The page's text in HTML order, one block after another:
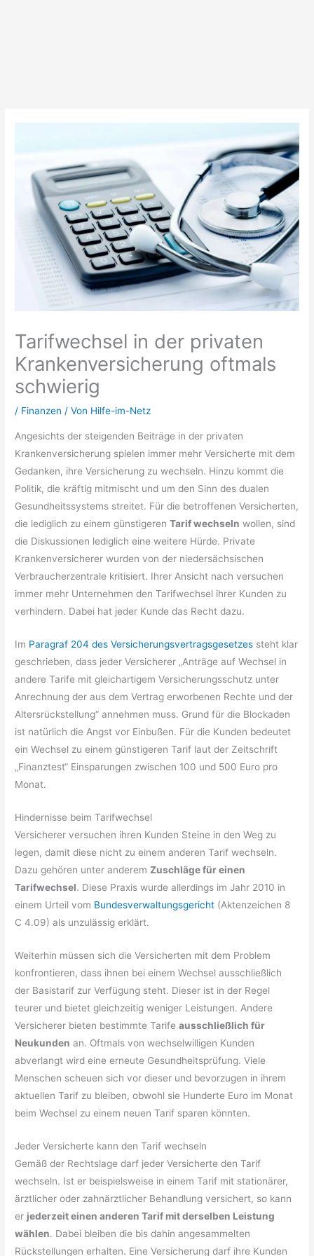
Tarifwechsel in der privaten
Krankenversicherung oftmals
schwierig
/ Finanzen / Von Hilfe-im-Netz
Angesichts der steigenden Beiträge in der privaten
Krankenversicherung spielen immer mehr Versicherte mit dem
Gedanken, ihre Versicherung zu wechseln. Hinzu kommt die
Politik, die kräftig mitmischt und um den Sinn des dualen
Gesundheitssystems streitet. Für die betroffenen Versicherten,
die lediglich zu einem günstigerenTarif wechseln wollen, sind
die Diskussionen lediglich eine weitere Hürde. Private
Krankenversicherer wurden von der niedersächsischen
Verbraucherzentrale kritisiert. Ihrer Ansicht nach versuchen
immer mehr Unternehmen den Tarifwechsel ihrer Kunden zu
verhindern. Dabei hat jeder Kunde das Recht dazu.
Im Paragraf 204 des Versicherungsvertragsgesetzes steht klar
geschrieben, dass jeder Versicherer „Anträge auf Wechsel in
andere Tarife mit gleichartigem Versicherungsschutz unter
Anrechnung der aus dem Vertrag erworbenen Rechte und der
Altersrückstellung“ annehmen muss. Grund für die Blockaden
ist natürlich die Angst vor Einbußen. Für die Kunden bedeutet
ein Wechsel zu einem günstigeren Tarif laut der Zeitschrift
„Finanztest“ Einsparungen zwischen 100 und 500 Euro pro
Monat.
Hindernisse beim Tarifwechsel
Versicherer versuchen ihren Kunden Steine in den Weg zu
legen, damit diese nicht zu einem anderen Tarif wechseln.
Dazu gehören unter anderemZuschläge für einen
Tarifwechsel. Diese Praxis wurde allerdings im Jahr 2010 in
einem Urteil vom Bundesverwaltungsgericht (Aktenzeichen 8
C 4.09) als unzulässig erklärt.
Weiterhin müssen sich die Versicherten mit dem Problem
konfrontieren, dass ihnen bei einem Wechsel ausschließlich
der Basistarif zur Verfügung steht. Dieser ist in der Regel
teurer und bietet gleichzeitig weniger Leistungen. Andere
Versicherer bieten bestimmte Tarifeausschließlich für
Neukunden an. Oftmals von wechselwilligen Kunden
abverlangt wird eine erneute Gesundheitsprüfung. Viele
Menschen scheuen sich vor dieser und bevorzugen in ihrem
aktuellen Tarif zu bleiben, obwohl sie Hunderte Euro im Monat
beim Wechsel zu einem neuen Tarif sparen könnten.
Jeder Versicherte kann den Tarif wechseln
Gemäß der Rechtslage darf jeder Versicherte den Tarif
wechseln. Ist er beispielsweise in einem Tarif mit stationärer,
ärztlicher oder zahnärztlicher Behandlung versichert, so kann
er jederzeit einen anderen Tarif mit derselben Leistung
wählen. Dabei bleiben die bis dahin angesammelten
Rückstellungen erhalten. Eine Versicherung darf ihre Kunden